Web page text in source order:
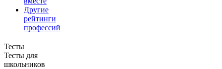
Другие
рейтинги
профессий
Тесты
Тесты для
школьников